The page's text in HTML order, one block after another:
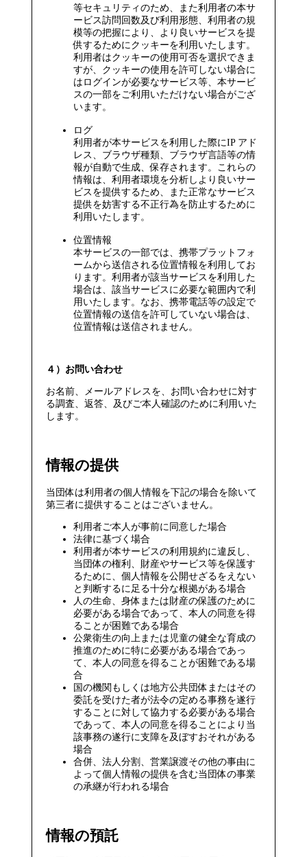
等セキュリティのため、また利用者の本サ
ービス訪問回数及び利用形態、利用者の規
模等の把握により、より良いサービスを提
供するためにクッキーを利用いたします。
利用者はクッキーの使用可否を選択できま
すが、クッキーの使用を許可しない場合に
はログインが必要なサービス等、本サービ
スの一部をご利用いただけない場合がござ
います。
ログ
利用者が本サービスを利用した際にIP アド
レス、ブラウザ種類、ブラウザ言語等の情
報が自動で生成、保存されます。これらの
情報は、利用者環境を分析しより良いサー
ビスを提供するため、また正常なサービス
提供を妨害する不正行為を防止するために
利用いたします。
位置情報
本サービスの一部では、携帯プラットフォ
ームから送信される位置情報を利用してお
ります。利用者が該当サービスを利用した
場合は、該当サービスに必要な範囲内で利
用いたします。なお、携帯電話等の設定で
位置情報の送信を許可していない場合は、
位置情報は送信されません。
４）お問い合わせ
お名前、メールアドレスを、お問い合わせに対す
る調査、返答、及びご本人確認のために利用いた
します。
情報の提供
当団体は利用者の個人情報を下記の場合を除いて
第三者に提供することはございません。
利用者ご本人が事前に同意した場合
法律に基づく場合
利用者が本サービスの利用規約に違反し、
当団体の権利、財産やサービス等を保護す
るために、個人情報を公開せざるをえない
と判断するに足る十分な根拠がある場合
人の生命、身体または財産の保護のために
必要がある場合であって、本人の同意を得
ることが困難である場合
公衆衛生の向上または児童の健全な育成の
推進のために特に必要がある場合であっ
て、本人の同意を得ることが困難である場
合
国の機関もしくは地方公共団体またはその
委託を受けた者が法令の定める事務を遂行
することに対して協力する必要がある場合
であって、本人の同意を得ることにより当
該事務の遂行に支障を及ぼすおそれがある
場合
合併、法人分割、営業譲渡その他の事由に
よって個人情報の提供を含む当団体の事業
の承継が行われる場合
情報の預託